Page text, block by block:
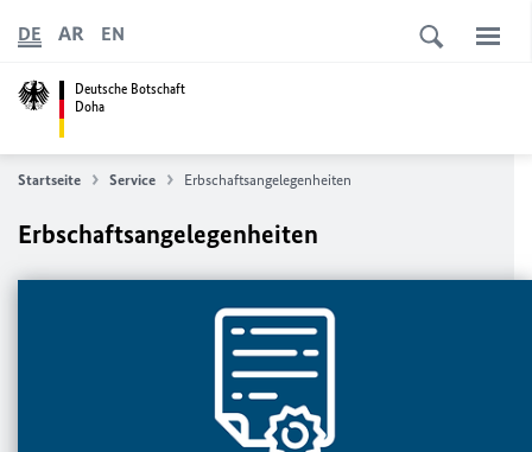
Deutsche Botschaft
Doha
DE AR EN
Startseite Service Erbschaftsangelegenheiten
Erbschaftsangelegenheiten